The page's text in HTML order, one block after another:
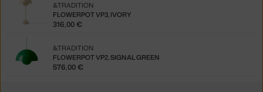
FLOWERPOT VP3, IVORY
&TRADITION
316,00 €
FLOWERPOT VP2, SIGNAL GREEN
&TRADITION
576,00 €